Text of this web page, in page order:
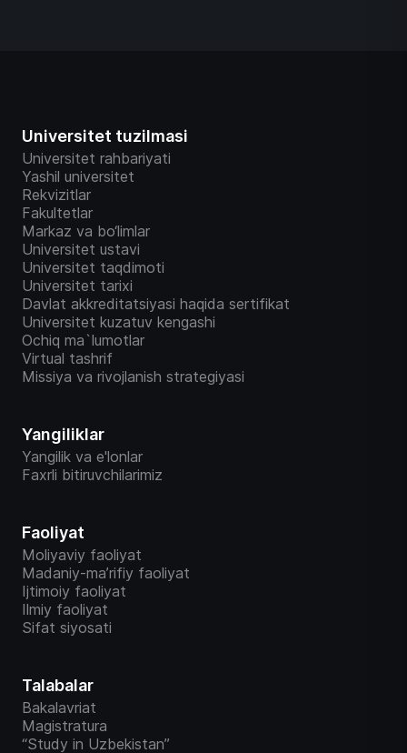
Universitet tuzilmasi
Universitet rahbariyati
Yashil universitet
Rekvizitlar
Fakultetlar
Markaz va bo‘limlar
Universitet ustavi
Universitet taqdimoti
Universitet tarixi
Davlat akkreditatsiyasi haqida sertifikat
Universitet kuzatuv kengashi
Ochiq ma`lumotlar
Virtual tashrif
Missiya va rivojlanish strategiyasi
Yangiliklar
Yangilik va e'lonlar
Faxrli bitiruvchilarimiz
Faoliyat
Moliyaviy faoliyat
Madaniy-ma’rifiy faoliyat
Ijtimoiy faoliyat
Ilmiy faoliyat
Sifat siyosati
Talabalar
Bakalavriat
Magistratura
“Study in Uzbekistan”